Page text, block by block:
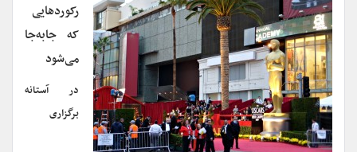
رکوردهایی
که جابه‌جا
می‌شود
در آستانه
برگزاری